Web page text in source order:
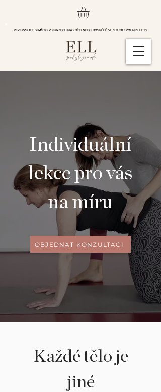
REZERVUJTE SI MÍSTO V KURZECH PRO DĚTI NEBO DOSPĚLÉ VE STUDIU POHNI S LETY
Individuální
lekce pro vás
na míru
OBJEDNAT KONZULTACI
Každé tělo je
jiné